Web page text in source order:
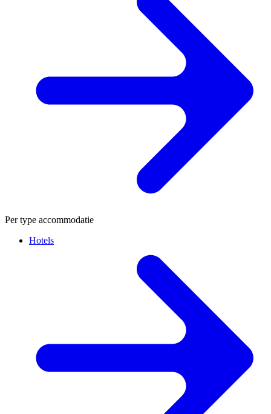
Per type accommodatie
Hotels